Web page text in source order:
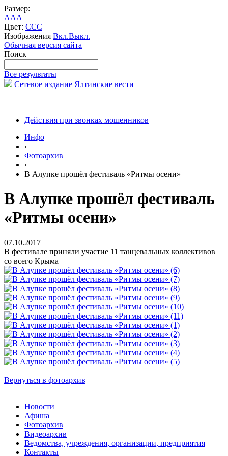
Размер:
AAA
Цвет: CCC
Изображения Вкл.Выкл.
Обычная версия сайта
Поиск
Все результаты
Сетевое издание Ялтинские вести
Действия при звонках мошенников
Инфо
›
Фотоархив
›
В Алупке прошёл фестиваль «Ритмы осени»
В Алупке прошёл фестиваль
«Ритмы осени»
07.10.2017
В фестивале приняли участие 11 танцевальных коллективов
со всего Крыма
Вернуться в фотоархив
Новости
Афиша
Фотоархив
Видеоархив
Ведомства, учреждения, организации, предприятия
Контакты